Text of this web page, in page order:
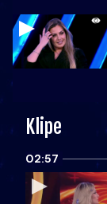
Klipe
02:57